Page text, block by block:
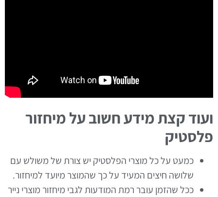
ועוד קצת מידע חשוב על מיחזור
פלסטיק
כמעט על כל מוצרי הפלסטיק יש צורת של משולש עם
שלושה חיצים המעיד על כך שהמוצר מיועד למיחזור.
ככל שהזמן עובר רמת המודעות לגבי מיחזור מוצרי נייר